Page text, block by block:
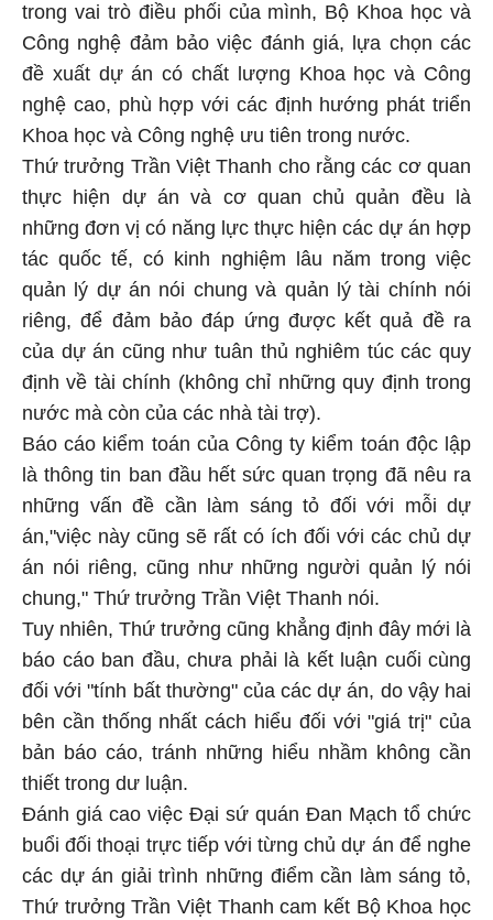
trong vai trò điều phối của mình, Bộ Khoa học và
Công nghệ đảm bảo việc đánh giá, lựa chọn các
đề xuất dự án có chất lượng Khoa học và Công
nghệ cao, phù hợp với các định hướng phát triển
Khoa học và Công nghệ ưu tiên trong nước.
Thứ trưởng Trần Việt Thanh cho rằng các cơ quan
thực hiện dự án và cơ quan chủ quản đều là
những đơn vị có năng lực thực hiện các dự án hợp
tác quốc tế, có kinh nghiệm lâu năm trong việc
quản lý dự án nói chung và quản lý tài chính nói
riêng, để đảm bảo đáp ứng được kết quả đề ra
của dự án cũng như tuân thủ nghiêm túc các quy
định về tài chính (không chỉ những quy định trong
nước mà còn của các nhà tài trợ).
Báo cáo kiểm toán của Công ty kiểm toán độc lập
là thông tin ban đầu hết sức quan trọng đã nêu ra
những vấn đề cần làm sáng tỏ đối với mỗi dự
án,"việc này cũng sẽ rất có ích đối với các chủ dự
án nói riêng, cũng như những người quản lý nói
chung," Thứ trưởng Trần Việt Thanh nói.
Tuy nhiên, Thứ trưởng cũng khẳng định đây mới là
báo cáo ban đầu, chưa phải là kết luận cuối cùng
đối với "tính bất thường" của các dự án, do vậy hai
bên cần thống nhất cách hiểu đối với "giá trị" của
bản báo cáo, tránh những hiểu nhầm không cần
thiết trong dư luận.
Đánh giá cao việc Đại sứ quán Đan Mạch tổ chức
buổi đối thoại trực tiếp với từng chủ dự án để nghe
các dự án giải trình những điểm cần làm sáng tỏ,
Thứ trưởng Trần Việt Thanh cam kết Bộ Khoa học